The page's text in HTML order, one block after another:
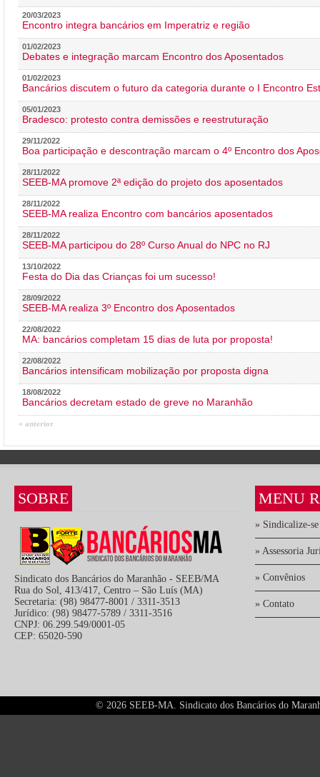
20/03/2023
Encontro integra bancários em Imperatriz e região
01/02/2023
Debates e integração marcam Encontro dos Aposentados
01/02/2023
Bancários discutem o futuro da categoria durante o I Encontro
05/01/2023
Bradesco: protesto contra demissões e reestruturação
29/11/2022
Boa participação e descontração marcam o 4º Encontro dos
28/11/2022
SEEB-MA promove 2ª edição do projeto dos aposentados
28/11/2022
SEEB-MA realiza Encontro com bancários aposentados
28/11/2022
SEEB-MA participou do 28º Curso Anual do NPC no RJ
13/10/2022
Festa do Dia das Crianças foi um sucesso!
28/09/2022
SEEB-MA realiza 3º Encontro dos Aposentados
22/08/2022
MA: bancários completam 15 dias de luta por proposta!
22/08/2022
Bancários intensificam mobilização por proposta digna
18/08/2022
Bancários decretam estado de greve no Maranhão
« anterior
SOBRE
Sindicato dos Bancários do Maranhão - SEEB/MA
Rua do Sol, 413/417, Centro – São Luís (MA)
Secretaria: (98) 98477-8001 / 3311-3513
Jurídico: (98) 98477-5789 / 3311-3516
CNPJ: 06.299.549/0001-05
CEP: 65020-590
MENU
» Sindicalize-se
» Assessoria
» Convênios
» Contato
© 2026 SEEB-MA. Sindicato dos Bancários do